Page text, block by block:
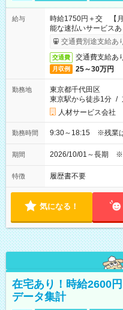
給与
時給1750円＋交 【
能な速払いサービスあ
交通費別途支給あ
交通費 交通費支給あ
月収例 25～30万円
勤務地
東京都千代田区
東京駅から徒歩1分 /
人材サービス会社
勤務時間 9:30～18:15 ※残業は
期間 2026/10/01～長期 ※
特徴 履歴書不要
気になる！
在宅あり！時給2600
データ集計